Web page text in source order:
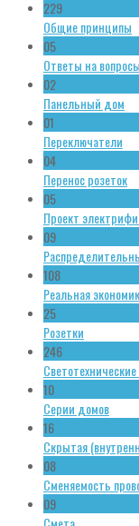
229
Общие принципы
05
Ответы на вопросы
02
Панельный дом
01
Переключатели
04
Перенос розеток
05
Проект
09
108
Реальная
25
Розетки
246
10
Серии домов
16
Скрытая
08
Сменяемость
09